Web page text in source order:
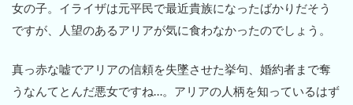
女の子。イライザは元平民で最近貴族になったばかりだそう
ですが、人望のあるアリアが気に食わなかったのでしょう。
真っ赤な嘘でアリアの信頼を失墜させた挙句、婚約者まで奪
うなんてとんだ悪女ですね…。アリアの人柄を知っているはず